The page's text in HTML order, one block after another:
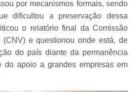
por mecanismos formais, sendo
dificultou a preservação dessa
o relatório final da Comissão
(CNV) e questionou onde está, de
do país diante da permanência
do apoio a grandes empresas em